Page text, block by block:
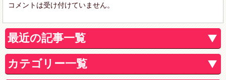
コメントは受け付けていません。
最近の記事一覧
カテゴリー一覧